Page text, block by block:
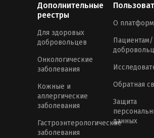
Дополнительные
реестры
Для здоровых
добровольцев
Онкологические
заболевания
Кожные и
аллергические
заболевания
Гастроэнтерологические
заболевания
О
Пациентам/
Обратная
Защита
данных